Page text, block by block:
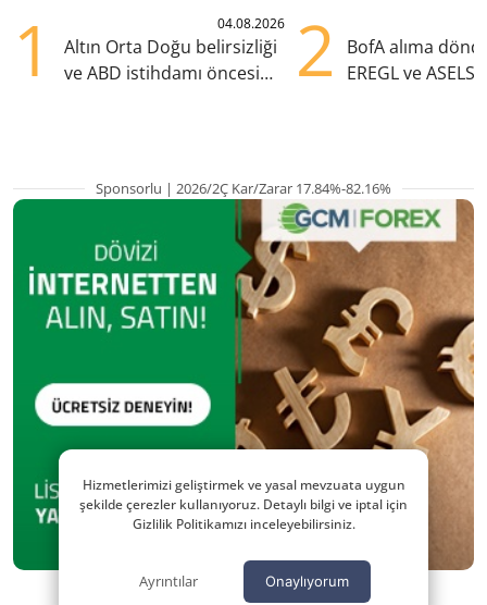
1 04.08.2026
Altın Orta Doğu belirsizliği
ve ABD istihdamı öncesi
2
BofA alıma
EREGL ve ASELS
Sponsorlu | 2026/2Ç Kar/Zarar 17.84%-82.16%
Hizmetlerimizi geliştirmek ve yasal mevzuata uygun
şekilde çerezler kullanıyoruz. Detaylı bilgi ve iptal için
Gizlilik Politikamızı inceleyebilirsiniz.
Ayrıntılar Onaylıyorum